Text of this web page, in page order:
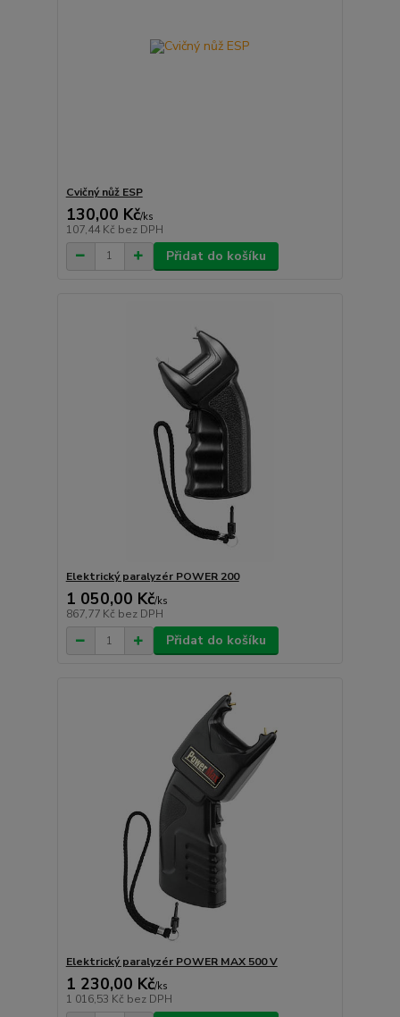
Cvičný nůž ESP
130,00 Kč/ks
107,44 Kč bez DPH
Přidat do košíku
Elektrický paralyzér POWER 200
1 050,00 Kč/ks
867,77 Kč bez DPH
Přidat do košíku
Elektrický paralyzér POWER MAX 500 V
1 230,00 Kč/ks
1 016,53 Kč bez DPH